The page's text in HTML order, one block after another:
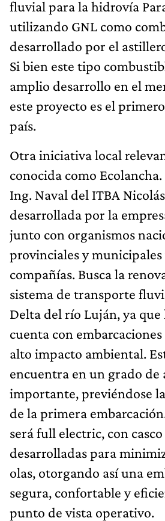
fluvial para la hidrovía
utilizando GNL como
desarrollado por el
Si bien este tipo
amplio desarrollo en el
este proyecto es el
país.
Otra iniciativa local
conocida como
Ing. Naval del ITBA
desarrollada por la
junto con organismos
provinciales y municipales
compañías. Busca la
sistema de transporte
Delta del río Luján, ya
cuenta con
alto impacto ambiental.
encuentra en un grado de
importante, previéndose
de la primera
será full electric, con
desarrolladas para
olas, otorgando así una
segura, confortable y
punto de vista operativo.